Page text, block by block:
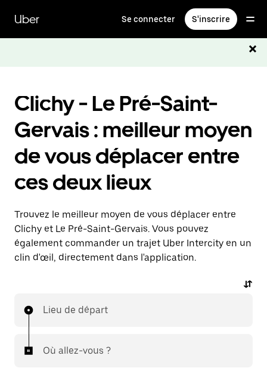
contenu
principal
Uber Se connecter S'inscrire
Clichy - Le Pré-Saint-
Gervais : meilleur moyen
de vous déplacer entre
ces deux lieux
Trouvez le meilleur moyen de vous déplacer entre
Clichy et Le Pré-Saint-Gervais. Vous pouvez
également commander un trajet Uber Intercity en un
clin d'œil, directement dans l'application.
Lieu de départ
Où allez-vous ?